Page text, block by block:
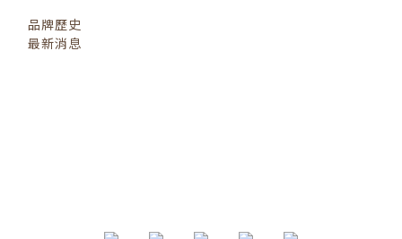
品牌歷史
最新消息